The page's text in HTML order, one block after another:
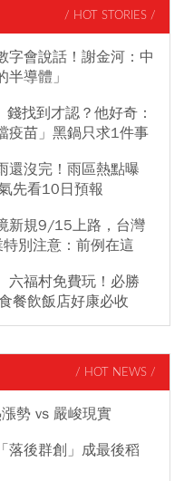
/ HOT STORIES /
字會說話！謝金河：中
導體」
找到才認？他好奇：
疫苗」黑鍋只求1件事
還沒完！雨區熱點曝
先看10日預報
新規9/15上路，台灣
別注意：前例在這
六福村免費玩！必勝
餐飲飯店好康必收
/ HOT NEWS /
勢 vs 嚴峻現實
落後群創」成最後稻